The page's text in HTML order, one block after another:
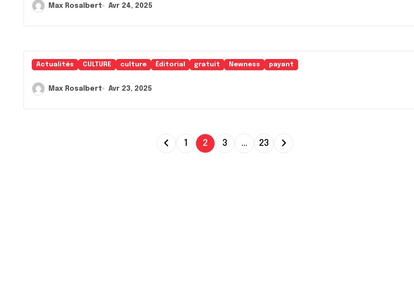
Max Rosalbert Avr 24, 2025
Actualités CULTURE culture Éditorial gratuit Newness payant
Max Rosalbert Avr 23, 2025
P
1 2 3 … 23